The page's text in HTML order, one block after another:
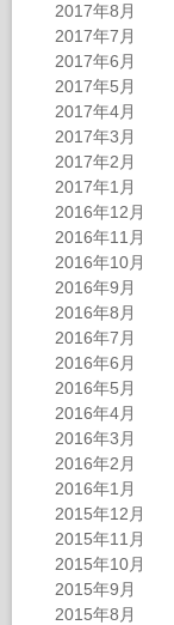
2017年8月
2017年7月
2017年6月
2017年5月
2017年4月
2017年3月
2017年2月
2017年1月
2016年12月
2016年11月
2016年10月
2016年9月
2016年8月
2016年7月
2016年6月
2016年5月
2016年4月
2016年3月
2016年2月
2016年1月
2015年12月
2015年11月
2015年10月
2015年9月
2015年8月